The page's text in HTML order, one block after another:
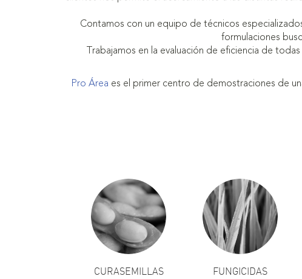
Contamos con un equipo de técnicos
formulaciones
Trabajamos en la evaluación de eficiencia de
Pro Área es el primer centro de demostraciones de
CURASEMILLAS FUNGICIDAS